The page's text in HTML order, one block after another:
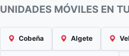
UNIDADES MÓVILES EN
Cobeña Algete